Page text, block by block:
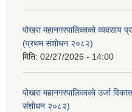
पोखरा महानगरपालिकाको व्यवसाय
(प्रथम संशोधन २०८२)
मिति: 02/27/2026 - 14:00
पोखरा महानगरपालिकाको उर्जा
संशोधन २०८२)